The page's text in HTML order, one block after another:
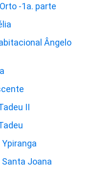
-1a. parte
Ângelo
II
Joana